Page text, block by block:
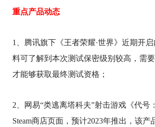
重点产品动态
1、腾讯旗下《王者荣耀·世界》近期开
料可了解到本次测试保密级别较高，需
才能够获取最终测试资格；
2、网易“类逃离塔科夫”射击游戏《代号
Steam商店页面，预计2023年推出，该产